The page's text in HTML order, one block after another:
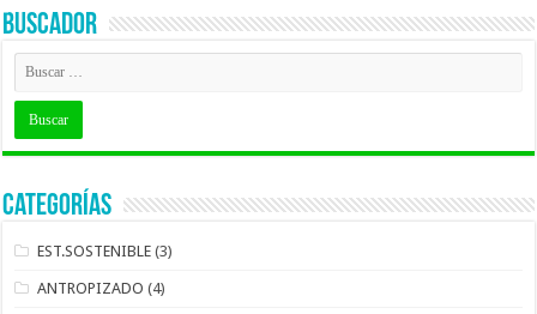
BUSCADOR
Categorías
EST.SOSTENIBLE (3)
ANTROPIZADO (4)